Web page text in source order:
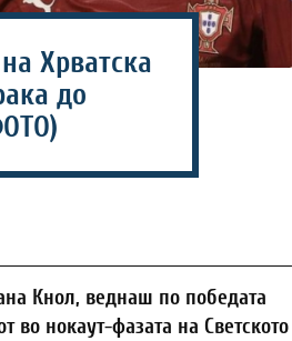
Хрватска
до
Кнол, веднаш по победата
во нокаут-фазата на Светското